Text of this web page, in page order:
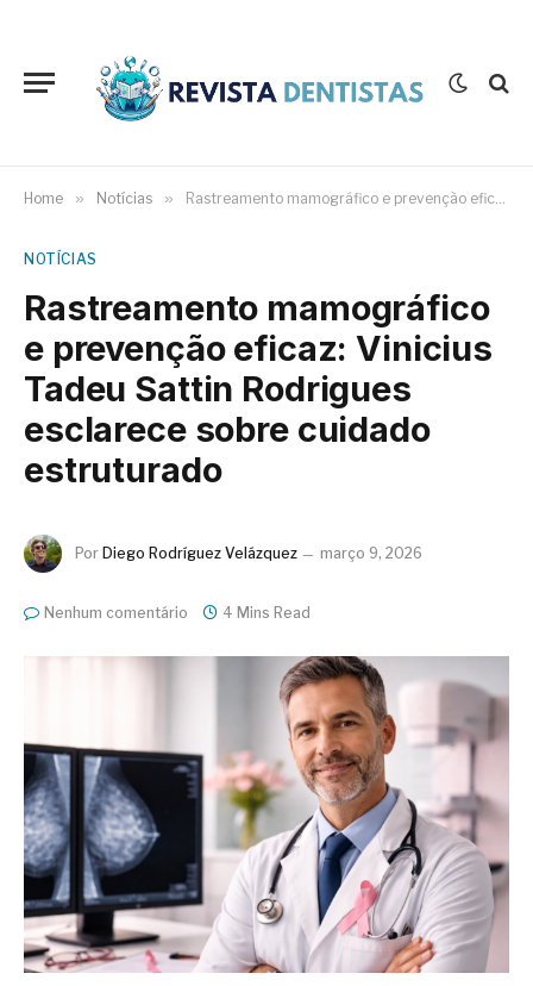
Home » Notícias » Rastreamento mamográfico e prevenção eficaz: Vinicius Tadeu Sattin Rodrigues esclarece sobre cuidado estruturado
NOTÍCIAS
Rastreamento mamográfico
e prevenção eficaz: Vinicius
Tadeu Sattin Rodrigues
esclarece sobre cuidado
estruturado
Por Diego Rodríguez Velázquez março 9, 2026
Nenhum comentário 4 Mins Read